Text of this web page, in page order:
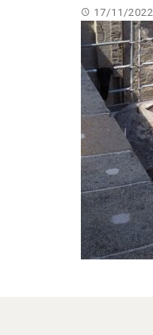
17/11/2022